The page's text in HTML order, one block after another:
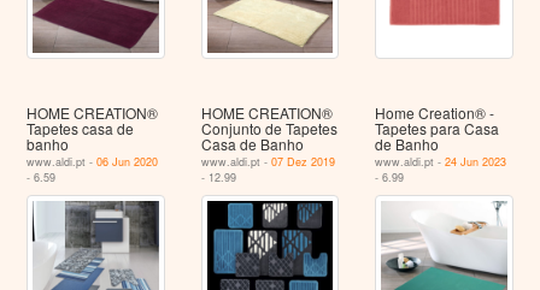
HOME CREATION®
Tapetes casa de
banho
www.aldi.pt -06 Jun 2020
- 6.59
HOME CREATION®
Conjunto de Tapetes
Casa de Banho
www.aldi.pt - 07 Dez 2019
- 12.99
Home Creation® -
Tapetes para Casa
de Banho
www.aldi.pt -24 Jun 2023
- 6.99